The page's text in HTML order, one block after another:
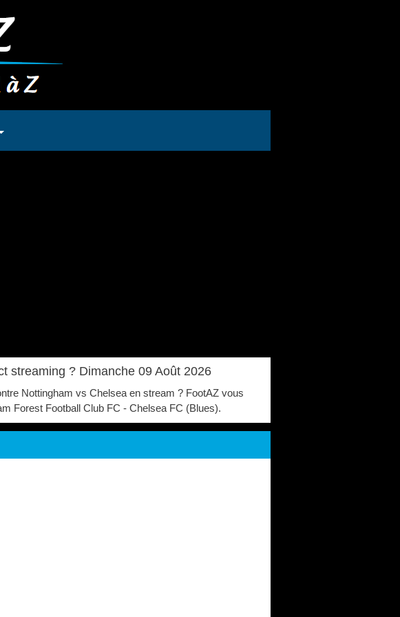
streaming ? Dimanche 09 Août 2026
Nottingham vs Chelsea en stream ? FootAZ vous
Forest Football Club FC - Chelsea FC (Blues).